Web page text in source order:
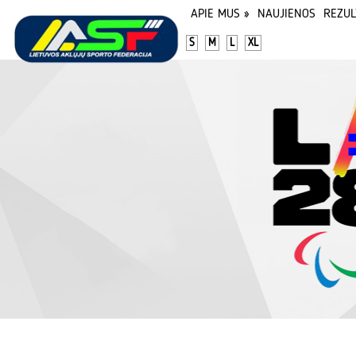
APIE MUS » NAUJIENOS
S M L XL